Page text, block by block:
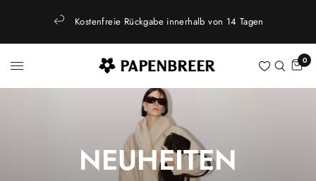
Kostenfreie Rückgabe innerhalb von 14 Tagen
0
NEUHEITEN